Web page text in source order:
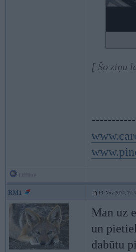
[ Šo ziņu
RM1 13. Nov 2014,
Man uz
un
dabūtu